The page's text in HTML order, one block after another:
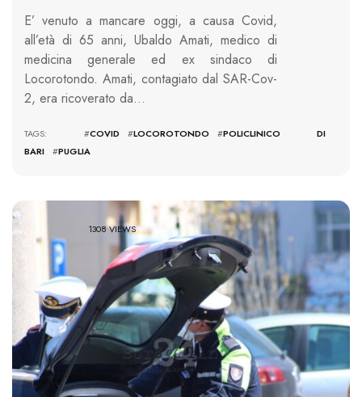
E’ venuto a mancare oggi, a causa Covid,
all’età di 65 anni, Ubaldo Amati, medico di
medicina generale ed ex sindaco di
Locorotondo. Amati, contagiato dal SAR-Cov-
2, era ricoverato da…
TAGS: #COVID #LOCOROTONDO #POLICLINICO DI
BARI
#PUGLIA
1308 VIEWS